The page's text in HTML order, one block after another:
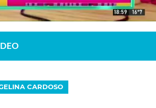
CARDOSO